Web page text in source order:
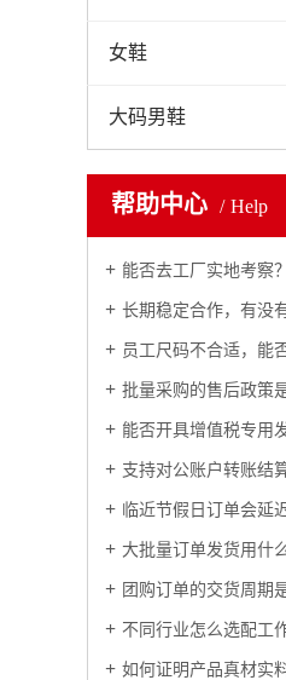
女鞋
大码男鞋
帮助中心 Help
能否去工厂实地考察？
长期稳定合作，有没
员工尺码不合适，能
批量采购的售后政策
能否开具增值税专用
支持对公账户转账结算吗
临近节假日订单会延
大批量订单发货用什么
团购订单的交货周期
不同行业怎么选配工
如何证明产品真材实料